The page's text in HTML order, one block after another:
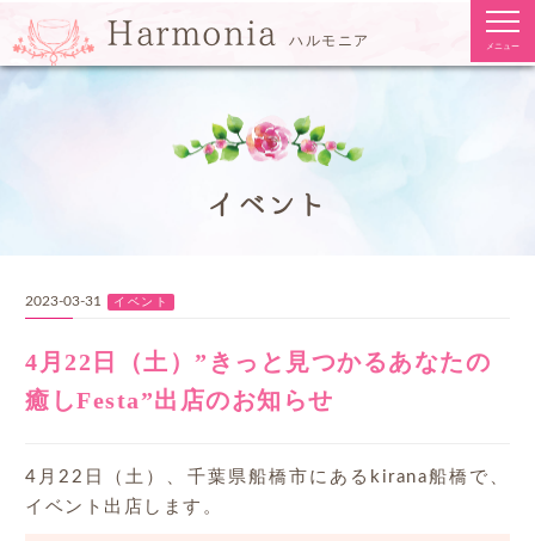
Harmonia ハルモニア メニュー
イベント
2023-03-31 イベント
4月22日（土）”きっと見つかるあなたの
癒しFesta”出店のお知らせ
4月22日（土）、千葉県船橋市にあるkirana船橋で、
イベント出店します。